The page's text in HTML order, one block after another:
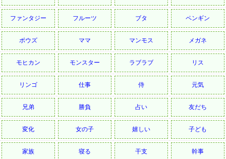
ファンタジー フルーツ ブタ ペンギン
ボウズ ママ マンモス メガネ
モヒカン モンスター ラブラブ リス
リンゴ 仕事 侍 元気
兄弟 勝負 占い 友だち
変化 女の子 嬉しい 子ども
家族 寝る 干支 幹事